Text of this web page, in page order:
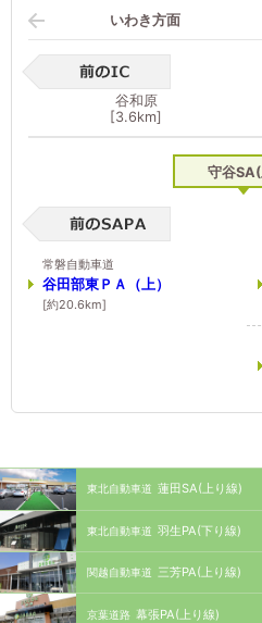
いわき方面
谷和原
[3.6km]
守谷
常磐自動車道
谷田部東ＰＡ（上）
[約20.6km]
東北自動車道 蓮田SA(上り線)
東北自動車道 羽生PA(下り線)
関越自動車道 三芳PA(上り線)
京葉道路 幕張PA(上り線)